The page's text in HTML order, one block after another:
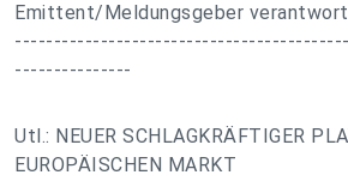
Emittent/Meldungsgeber
---------------
Utl.: NEUER SCHLAGKRÄFTIGER
EUROPÄISCHEN MARKT